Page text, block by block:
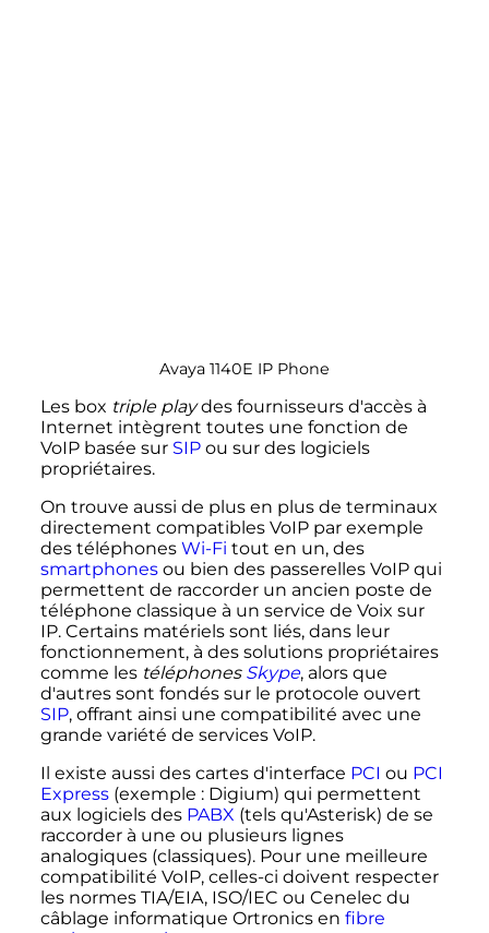
Avaya 1140E IP Phone
Les box triple playdes fournisseurs d'accès à
Internet intègrent toutes une fonction de
VoIP basée sur SIPou sur des logiciels
propriétaires.
On trouve aussi de plus en plus de terminaux
directement compatibles VoIP par exemple
des téléphones Wi-Fi tout en un, des
smartphonesou bien des passerelles VoIP qui
permettent de raccorder un ancien poste de
téléphone classique à un service de Voix sur
IP. Certains matériels sont liés, dans leur
fonctionnement, à des solutions propriétaires
comme les téléphones Skype, alors que
d'autres sont fondés sur le protocole ouvert
SIP, offrant ainsi une compatibilité avec une
grande variété de services VoIP.
Il existe aussi des cartes d'interface PCI ou PCI
Express(exemple : Digium) qui permettent
aux logiciels des PABX (tels qu'Asterisk) de se
raccorder à une ou plusieurs lignes
analogiques (classiques). Pour une meilleure
compatibilité VoIP, celles-ci doivent respecter
les normes TIA/EIA, ISO/IEC ou Cenelec du
câblage informatique Ortronics en fibre